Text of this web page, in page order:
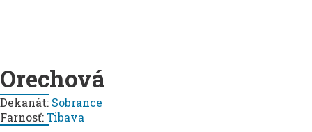
Orechová
Dekanát: Sobrance
Farnosť:Tibava